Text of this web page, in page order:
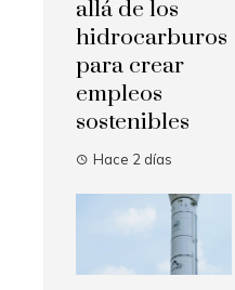
allá de los
hidrocarburos
para crear
empleos
sostenibles
Hace 2 días